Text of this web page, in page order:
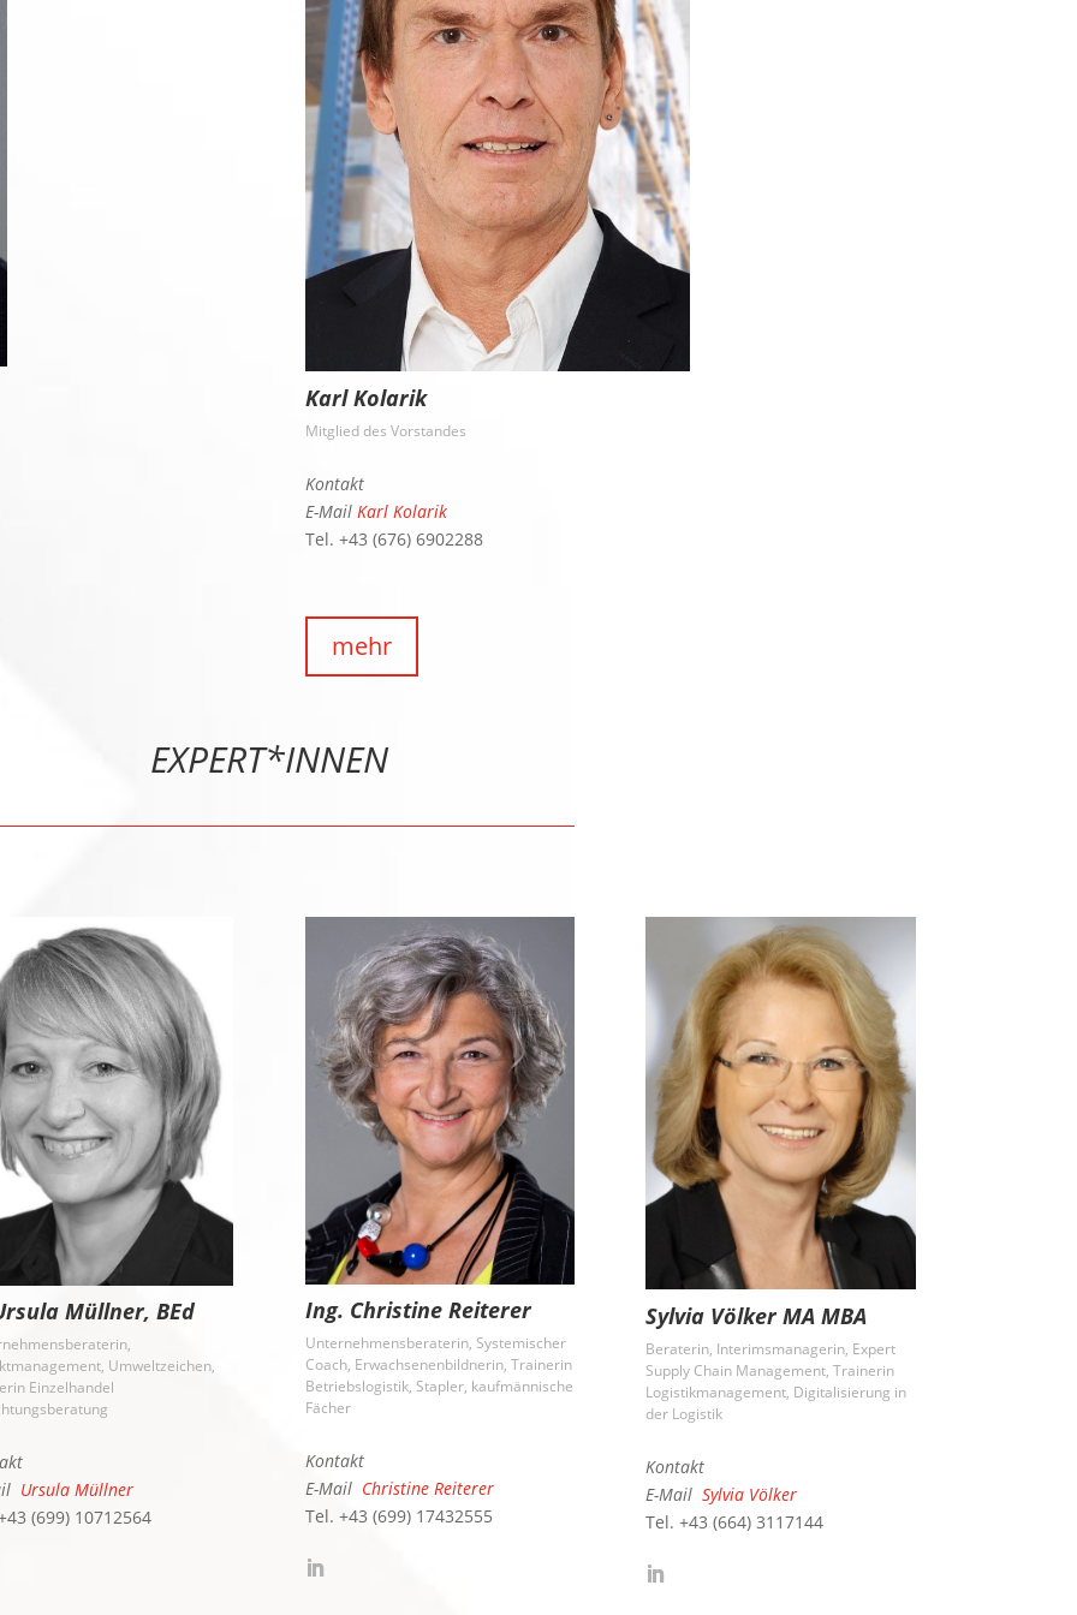
Karl Kolarik
Mitglied des Vorstandes
Kontakt
E-Mail Karl Kolarik
Tel. +43 (676) 6902288
mehr
EXPERT*INNEN
Müllner, BEd
Umweltzeichen,
Einzelhandel
Ursula Müllner
(699) 10712564
Ing. Christine Reiterer
Unternehmensberaterin, Systemischer
Coach, Erwachsenenbildnerin, Trainerin
Betriebslogistik, Stapler, kaufmännische
Fächer
Kontakt
E-Mail Christine Reiterer
Tel. +43 (699) 17432555
Sylvia Völker MA MBA
Beraterin, Interimsmanagerin, Expert
Supply Chain Management, Trainerin
Logistikmanagement, Digitalisierung in
der Logistik
Kontakt
E-MailSylvia Völker
Tel. +43 (664) 3117144